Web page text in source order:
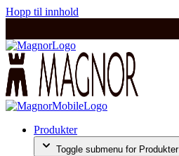
Hopp til innhold
Produkter
Toggle submenu for Produkter